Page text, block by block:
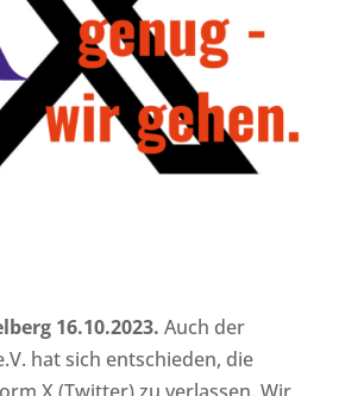
16.10.2023. Auch der
hat sich entschieden, die